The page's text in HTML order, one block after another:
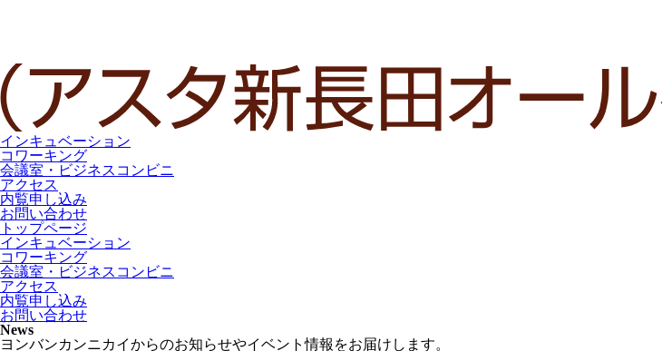
インキュベーション
コワーキング
会議室・ビジネスコンビニ
アクセス
内覧申し込み
お問い合わせ
トップページ
インキュベーション
コワーキング
会議室・ビジネスコンビニ
アクセス
内覧申し込み
お問い合わせ
News
ヨンバンカンニカイからのお知らせやイベント情報をお届けします。